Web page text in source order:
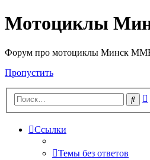
Мотоциклы
Форум про мотоциклы Минск
Пропустить
Ссылки
Темы без ответов